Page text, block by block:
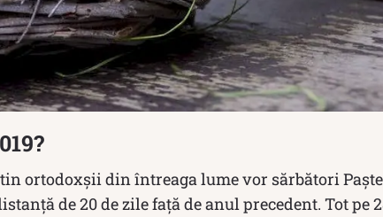
ortodoxșii din întreaga lume vor sărbători
de 20 de zile față de anul precedent. Tot pe